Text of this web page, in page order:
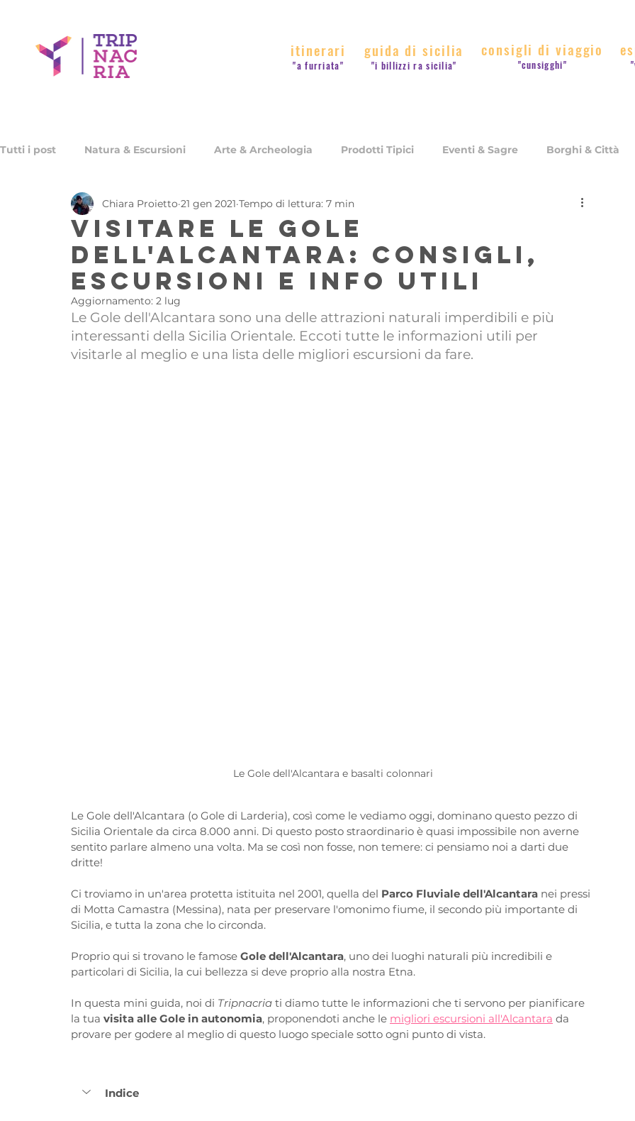
itinerari
"a furriata"
guida di sicilia
"i billizzi ra sicilia"
consigli di viaggio
"cunsigghi"
Tutti i post Natura & Escursioni Arte & Archeologia Prodotti Tipici Eventi & Sagre Borghi & Città
Ristoranti & Cantine Quando andare in Sicilia Consigli di Viaggio
Visitare le Gole
dell'Alcantara: consigli,
escursioni e info utili
Chiara Proietto 21 gen 2021 Tempo di lettura: 7 min
Aggiornamento: 2 lug
Le Gole dell'Alcantara sono una delle attrazioni naturali imperdibili e più
interessanti della Sicilia Orientale. Eccoti tutte le informazioni utili per
visitarle al meglio e una lista delle migliori escursioni da fare.
Le Gole dell'Alcantara e basalti colonnari
Le Gole dell'Alcantara (o Gole di Larderia), così come le vediamo oggi, dominano questo pezzo di
Sicilia Orientale da circa 8.000 anni. Di questo posto straordinario è quasi impossibile non averne
sentito parlare almeno una volta. Ma se così non fosse, non temere: ci pensiamo noi a darti due
dritte!
Ci troviamo in un'area protetta istituita nel 2001, quella del Parco Fluviale dell'Alcantara nei pressi
di Motta Camastra (Messina), nata per preservare l'omonimo fiume, il secondo più importante di
Sicilia, e tutta la zona che lo circonda.
Proprio qui si trovano le famose Gole dell'Alcantara, uno dei luoghi naturali più incredibili e
particolari di Sicilia, la cui bellezza si deve proprio alla nostra Etna.
In questa mini guida, noi di Tripnacria ti diamo tutte le informazioni che ti servono per pianificare
la tua visita alle Gole in autonomia, proponendoti anche le migliori escursioni all'Alcantara da
provare per godere al meglio di questo luogo speciale sotto ogni punto di vista.
Indice